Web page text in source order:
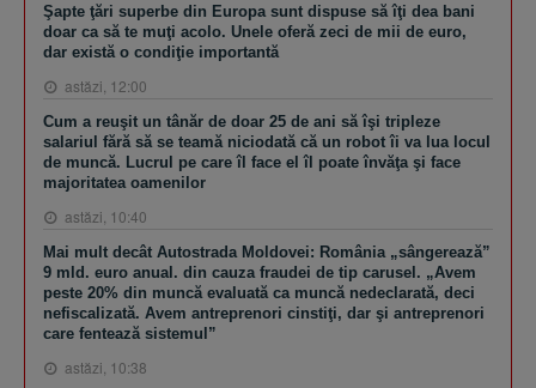
Şapte ţări superbe din Europa sunt dispuse să îţi dea bani
doar ca să te muţi acolo. Unele oferă zeci de mii de euro,
dar există o condiţie importantă
astăzi, 12:00
Cum a reuşit un tânăr de doar 25 de ani să îşi tripleze
salariul fără să se teamă niciodată că un robot îi va lua locul
de muncă. Lucrul pe care îl face el îl poate învăţa şi face
majoritatea oamenilor
astăzi, 10:40
Mai mult decât Autostrada Moldovei: România „sângerează”
9 mld. euro anual. din cauza fraudei de tip carusel. „Avem
peste 20% din muncă evaluată ca muncă nedeclarată, deci
nefiscalizată. Avem antreprenori cinstiţi, dar şi antreprenori
care fentează sistemul”
astăzi, 10:38